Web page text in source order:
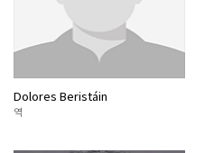
Dolores Beristáin
역